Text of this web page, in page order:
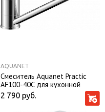
AQUANET
Смеситель Aquanet Practic
AF100-40С для кухонной
мойки
2 790 руб.